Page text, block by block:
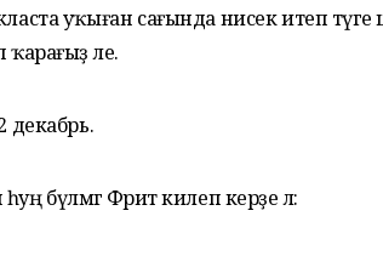
уҡыған сағында нисек итеп
әле.
декабрь.
бүлмәгә Фәрит килеп керҙе лә: